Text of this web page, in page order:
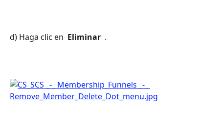
d) Haga clic en Eliminar .